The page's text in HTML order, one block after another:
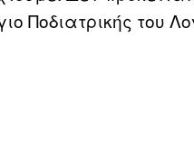
Ποδιατρικής του